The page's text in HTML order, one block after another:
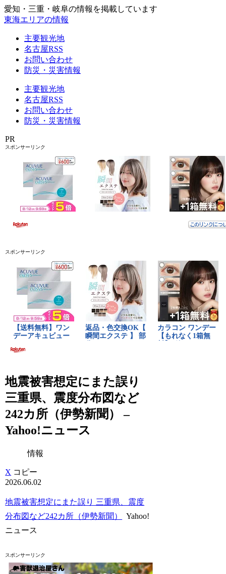
愛知・三重・岐阜の情報を掲載しています
東海エリアの情報
主要観光地
名古屋RSS
お問い合わせ
防災・災害情報
主要観光地
名古屋RSS
お問い合わせ
防災・災害情報
PR
スポンサーリンク
スポンサーリンク
地震被害想定にまた誤り
三重県、震度分布図など
242カ所（伊勢新聞） –
Yahoo!ニュース
情報
X コピー
2026.06.02
地震被害想定にまた誤り 三重県、震度
分布図など242カ所（伊勢新聞）
Yahoo!
ニュース
スポンサーリンク